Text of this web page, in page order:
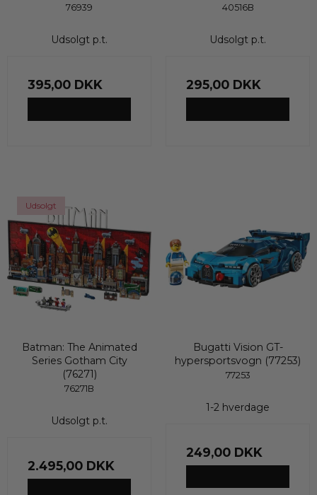
76939
Udsolgt p.t.
395,00 DKK
40516B
Udsolgt p.t.
295,00 DKK
Udsolgt
Batman: The Animated
Series Gotham City
(76271)
76271B
Udsolgt p.t.
2.495,00 DKK
Bugatti Vision GT-
hypersportsvogn (77253)
77253
1-2 hverdage
249,00 DKK